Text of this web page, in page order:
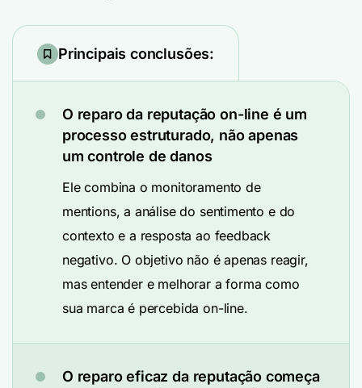
Principais conclusões:
O reparo da reputação on-line é um
processo estruturado, não apenas
um controle de danos
Ele combina o monitoramento de
mentions, a análise do sentimento e do
contexto e a resposta ao feedback
negativo. O objetivo não é apenas reagir,
mas entender e melhorar a forma como
sua marca é percebida on-line.
O reparo eficaz da reputação começa